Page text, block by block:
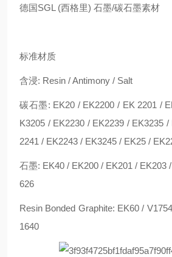
德国SGL (西格里) 石墨/碳石墨素材
标准材质
含浸: Resin / Antimony / Salt
碳石墨: EK20 / EK2200 / EK 2201 /
K3205 / EK2230 / EK2239 / EK3235
2241 / EK2243 / EK3245 / EK25 /
石墨: EK40 / EK200 / EK201 / EK203
626
Resin Bonded Graphite: EK60 /
1640